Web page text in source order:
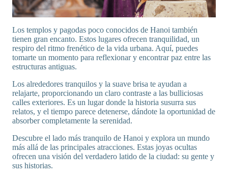
Los templos y pagodas poco conocidos de Hanoi también
tienen gran encanto. Estos lugares ofrecen tranquilidad, un
respiro del ritmo frenético de la vida urbana. Aquí, puedes
tomarte un momento para reflexionar y encontrar paz entre las
estructuras antiguas.
Los alrededores tranquilos y la suave brisa te ayudan a
relajarte, proporcionando un claro contraste a las bulliciosas
calles exteriores. Es un lugar donde la historia susurra sus
relatos, y el tiempo parece detenerse, dándote la oportunidad de
absorber completamente la serenidad.
Descubre el lado más tranquilo de Hanoi y explora un mundo
más allá de las principales atracciones. Estas joyas ocultas
ofrecen una visión del verdadero latido de la ciudad: su gente y
sus historias.